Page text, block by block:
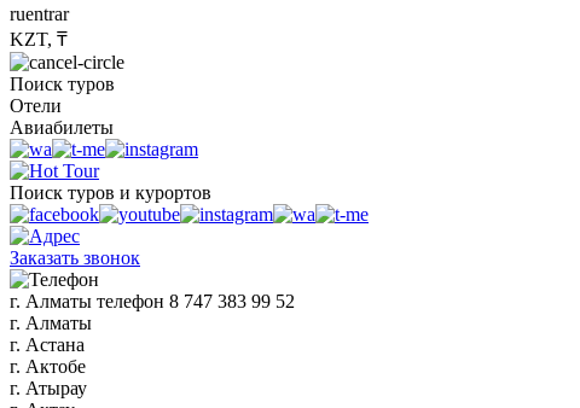
ruentrar
KZT, ₸
Поиск туров
Отели
Авиабилеты
Поиск туров и курортов
Заказать звонок
г. Алматы телефон 8 747 383 99 52
г. Алматы
г. Астана
г. Актобе
г. Атырау